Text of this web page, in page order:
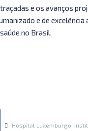
e os avanços
e de
no Brasil.
Hospital Luxemburgo